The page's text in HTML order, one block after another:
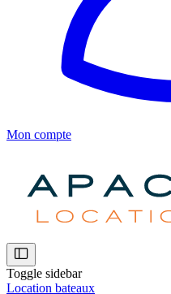
Mon compte
Toggle sidebar
Location bateaux